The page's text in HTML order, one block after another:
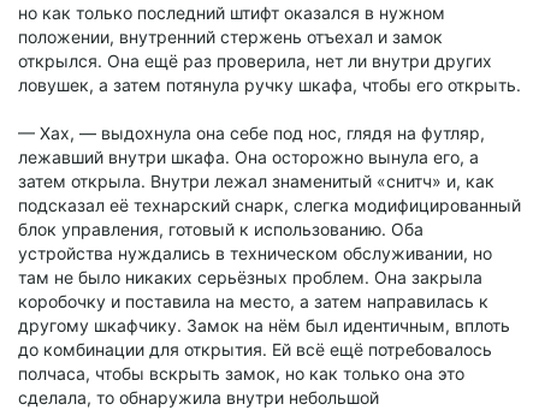
но как только последний штифт оказался в нужном
положении, внутренний стержень отъехал и замок
открылся. Она ещё раз проверила, нет ли внутри других
ловушек, а затем потянула ручку шкафа, чтобы его открыть.
— Хах, — выдохнула она себе под нос, глядя на футляр,
лежавший внутри шкафа. Она осторожно вынула его, а
затем открыла. Внутри лежал знаменитый «снитч» и, как
подсказал её технарский снарк, слегка модифицированный
блок управления, готовый к использованию. Оба
устройства нуждались в техническом обслуживании, но
там не было никаких серьёзных проблем. Она закрыла
коробочку и поставила на место, а затем направилась к
другому шкафчику. Замок на нём был идентичным, вплоть
до комбинации для открытия. Ей всё ещё потребовалось
полчаса, чтобы вскрыть замок, но как только она это
сделала, то обнаружила внутри небольшой